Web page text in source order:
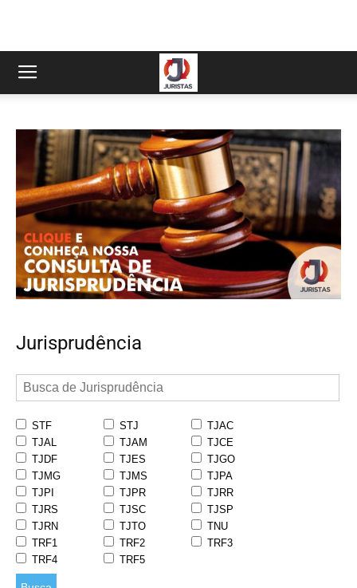
Jurisprudência
STF STJ
TJAC
TJAL
TJAM
TJCE
TJDF
TJES
TJGO
TJMG
TJMS
TJPA
TJPI
TJPR
TJRR
TJRS
TJSC
TJSP
TJRN
TJTO
TNU
TRF1
TRF2
TRF3
TRF4
TRF5